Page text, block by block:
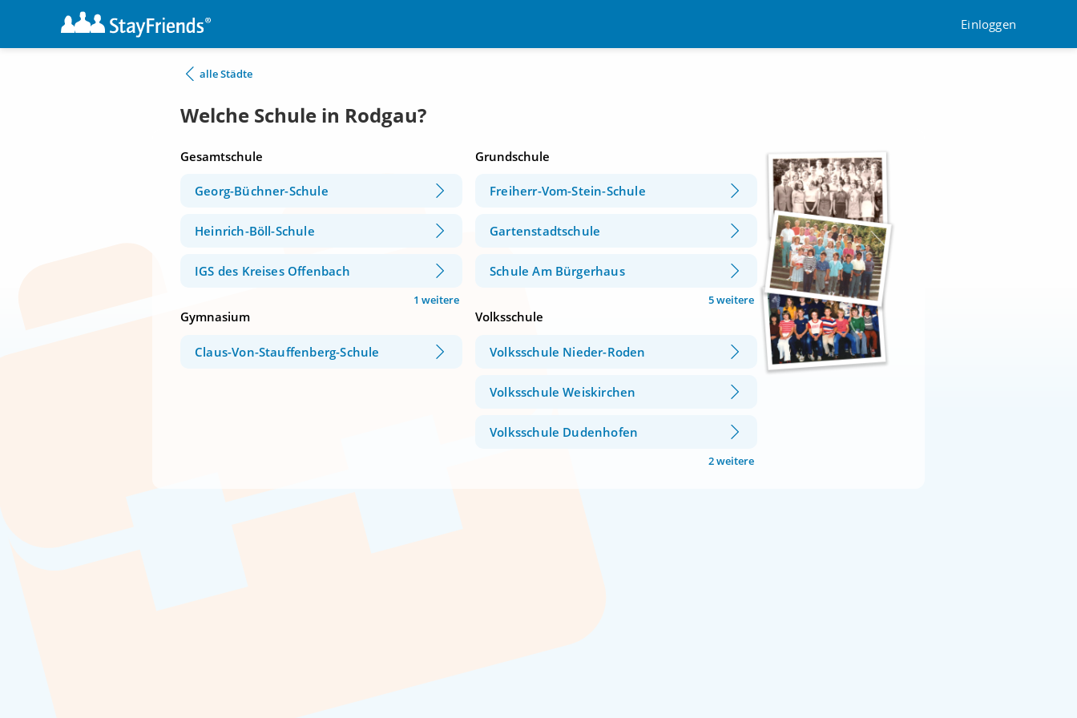
Einloggen
alle Städte
Welche Schule in Rodgau?
Gesamtschule
Georg-Büchner-Schule
Heinrich-Böll-Schule
IGS des Kreises Offenbach
1 weitere
Grundschule
Freiherr-Vom-Stein-Schule
Gartenstadtschule
Schule Am Bürgerhaus
5 weitere
Gymnasium
Claus-Von-Stauffenberg-Schule
Volksschule
Volksschule Nieder-Roden
Volksschule Weiskirchen
Volksschule Dudenhofen
2 weitere